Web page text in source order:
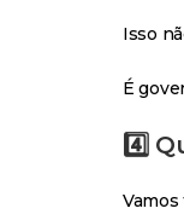
Isso
É
4️⃣